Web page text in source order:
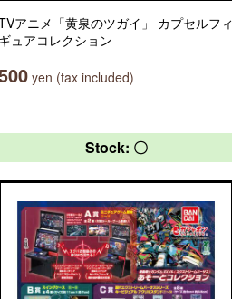
アニメ「黄泉のツガイ」 カプセルフィ
ギュアコレクション
yen (tax included)
Stock: 〇